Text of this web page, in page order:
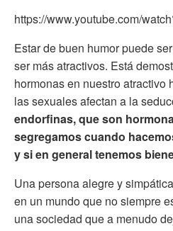
https://www.youtube.com/
Estar de buen humor puede
ser más atractivos. Está
hormonas en nuestro atractivo
las sexuales afectan a la
endorfinas, que son
segregamos cuando
y si en general tenemos
Una persona alegre y
en un mundo que no siempre
una sociedad que a menudo